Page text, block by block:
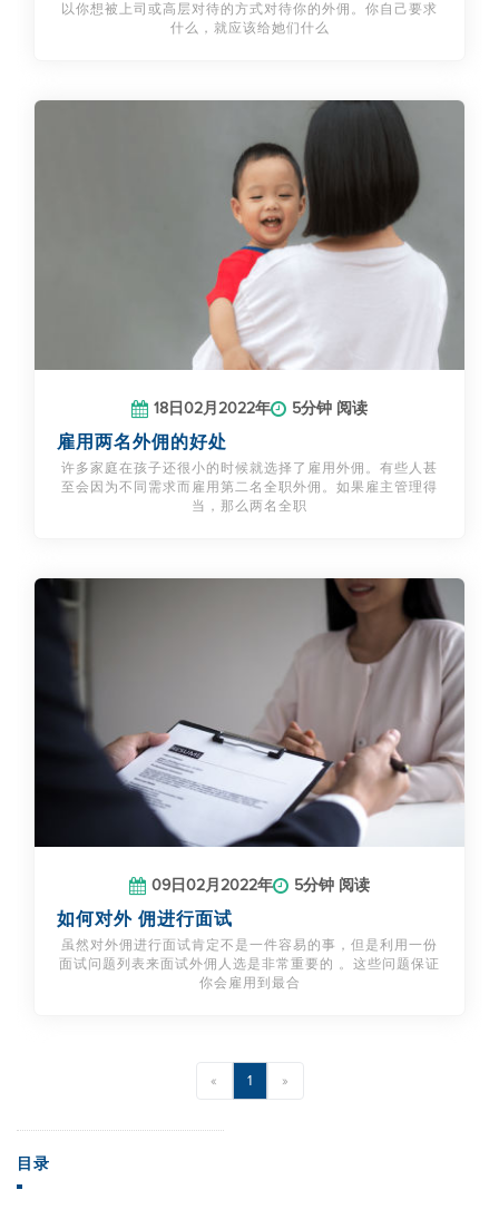
以你想被上司或高层对待的方式对待你的外佣。你自己要求
什么，就应该给她们什么
18日02月2022年 5分钟 阅读
雇用两名外佣的好处
许多家庭在孩子还很小的时候就选择了雇用外佣。有些人甚
至会因为不同需求而雇用第二名全职外佣。如果雇主管理得
当，那么两名全职
09日02月2022年 5分钟 阅读
如何对外 佣进行面试
虽然对外佣进行面试肯定不是一件容易的事，但是利用一份
面试问题列表来面试外佣人选是非常重要的 。这些问题保证
你会雇用到最合
« 1 »
目录